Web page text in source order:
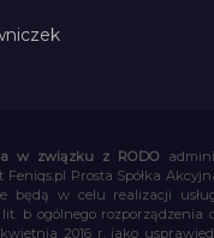
w związku z RODO
Feniqs.pl Prosta Spółka
będą w celu realizacji
b ogólnego rozporządzenia
2016 r. jako